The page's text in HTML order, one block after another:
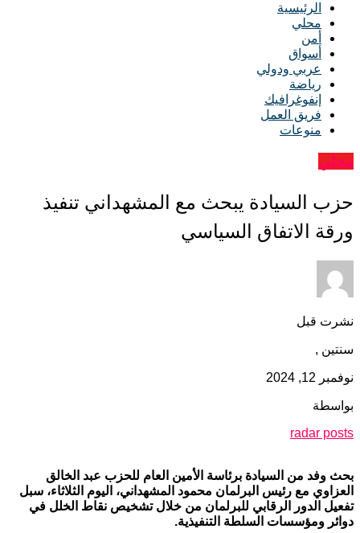
الرئيسية
محلي
أمن
أسواق
عربي ودولي
رياضة
إنفوغرافيك
فريق العمل
منوعات
محلي
حزب السيادة يبحث مع المشهداني تنفيذ
ورقة الاتفاق السياسي
نشرت قبل
سنتين ,
نوفمبر 12, 2024
بواسطة
radar posts
بحث وفد من السيادة برئاسة الأمين العام للحزب عبد الخالق
العزاوي مع رئيس البرلمان محمود المشهداني، اليوم الثلاثاء، سبل
تفعيل الدور الرقابي للبرلمان من خلال تشخيص نقاط الخلل في
دوائر ومؤسسات السلطة التنفيذية.